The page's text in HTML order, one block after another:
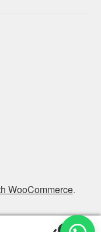
WooCommerce.